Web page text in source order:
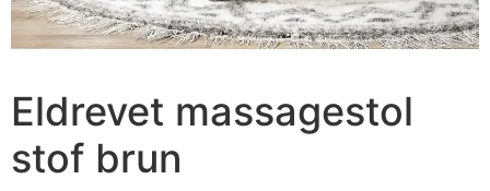
Eldrevet massagestol
stof brun